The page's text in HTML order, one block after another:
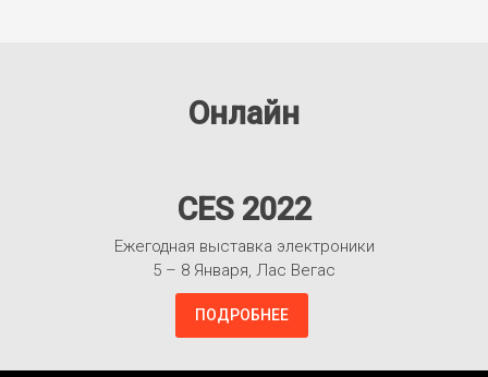
Онлайн
CES 2022
Ежегодная выставка электроники
5 – 8 Января, Лас Вегас
ПОДРОБНЕЕ